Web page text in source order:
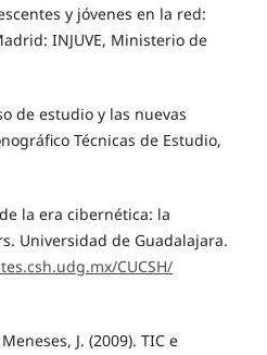
y jóvenes en la red:
INJUVE, Ministerio de
de estudio y las nuevas
Técnicas de Estudio,
la era cibernética: la
Universidad de Guadalajara.
CUCSH/
J. (2009). TIC e